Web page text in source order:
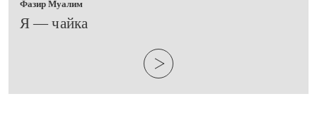
Фазир Муалим
​Я — чайка